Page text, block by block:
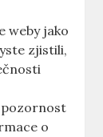
weby jako
zjistili,
o